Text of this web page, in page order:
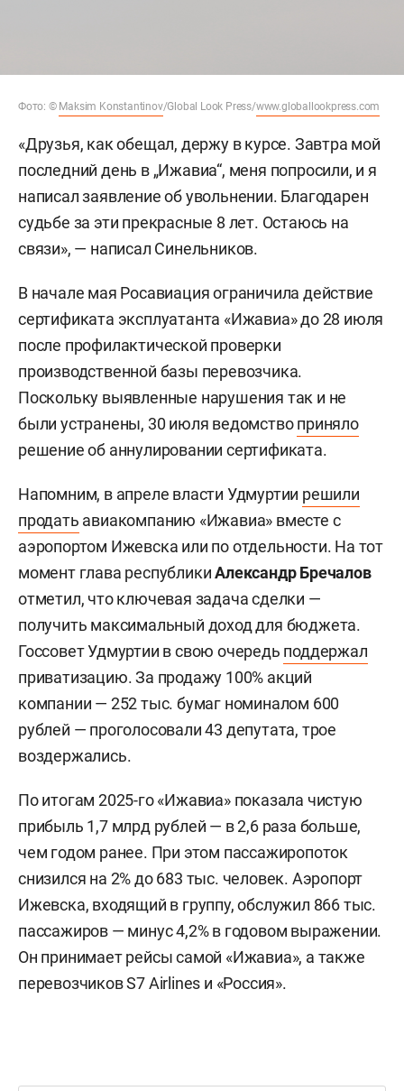
Фото: © Maksim Konstantinov/Global Look Press/www.globallookpress.com
«Друзья, как обещал, держу в курсе. Завтра мой
последний день в „Ижавиа“, меня попросили, и я
написал заявление об увольнении. Благодарен
судьбе за эти прекрасные 8 лет. Остаюсь на
связи», — написал Синельников.
В начале мая Росавиация ограничила действие
сертификата эксплуатанта «Ижавиа» до 28 июля
после профилактической проверки
производственной базы перевозчика.
Поскольку выявленные нарушения так и не
были устранены, 30 июля ведомствоприняло
решение об аннулировании сертификата.
Напомним, в апреле власти Удмуртии решили
продать авиакомпанию «Ижавиа» вместе с
аэропортом Ижевска или по отдельности. На тот
момент глава республикиАлександр Бречалов
отметил, что ключевая задача сделки —
получить максимальный доход для бюджета.
Госсовет Удмуртии в свою очередь поддержал
приватизацию. За продажу 100% акций
компании — 252 тыс. бумаг номиналом 600
рублей — проголосовали 43 депутата, трое
воздержались.
По итогам 2025-го «Ижавиа» показала чистую
прибыль 1,7 млрд рублей — в 2,6 раза больше,
чем годом ранее. При этом пассажиропоток
снизился на 2% до 683 тыс. человек. Аэропорт
Ижевска, входящий в группу, обслужил 866 тыс.
пассажиров — минус 4,2% в годовом выражении.
Он принимает рейсы самой «Ижавиа», а также
перевозчиков S7 Airlines и «Россия».